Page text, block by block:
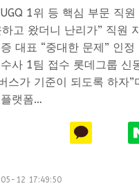
1위 등 핵심 부문 직
하고 왔더니 난리가” 직원
대표 “중대한 문제” 인
사 1팀 접수 롯데그룹 신
스가 기준이 되도록 하자
랫폼…
12 17:49:50